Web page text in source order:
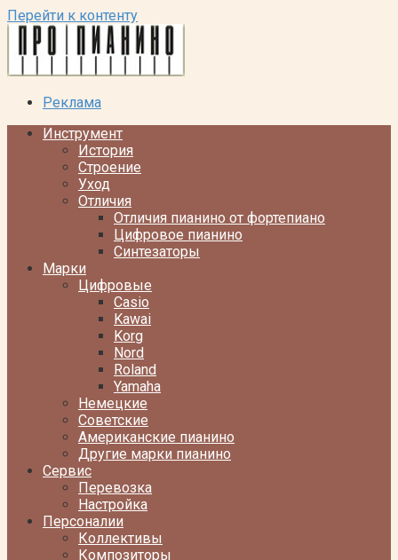
Перейти к контенту
Реклама
Инструмент
История
Строение
Уход
Отличия
Отличия пианино от фортепиано
Цифровое пианино
Синтезаторы
Марки
Цифровые
Casio
Kawai
Korg
Nord
Roland
Yamaha
Немецкие
Советские
Американские пианино
Другие марки пианино
Сервис
Перевозка
Настройка
Персоналии
Коллективы
Композиторы